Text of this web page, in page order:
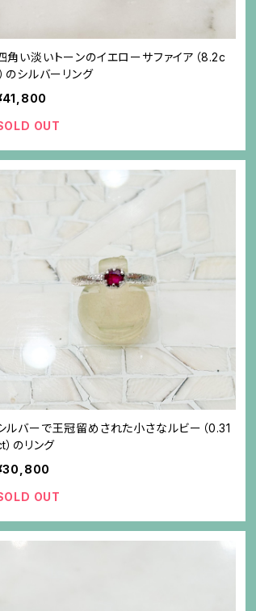
角い淡いトーンのイエローサファイア（8.2c
のシルバーリング
OUT
ルバーで王冠留めされた小さなルビー（0.31
）のリング
OUT